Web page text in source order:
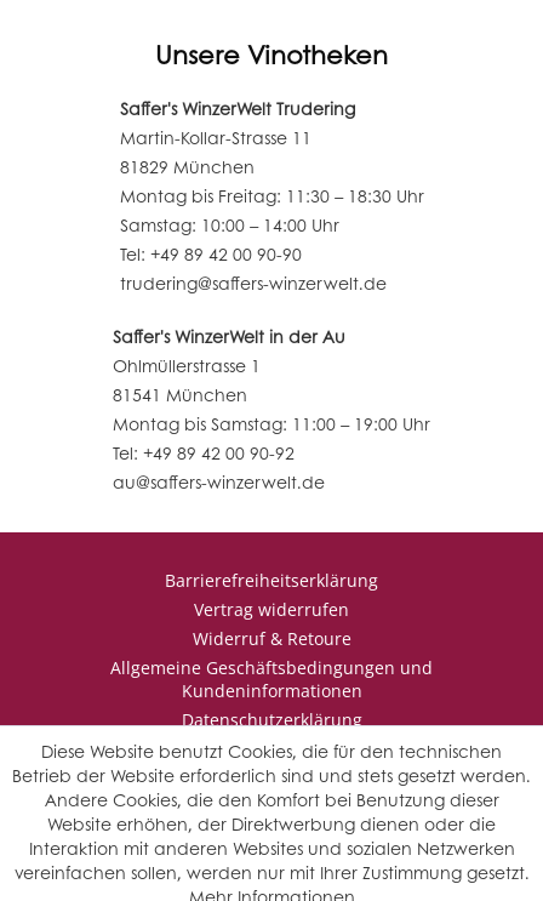
Unsere Vinotheken
Saffer's WinzerWelt Trudering
Martin-Kollar-Strasse 11
81829 München
Montag bis Freitag: 11:30 – 18:30 Uhr
Samstag: 10:00 – 14:00 Uhr
Tel: +49 89 42 00 90-90
trudering@saffers-winzerwelt.de
Saffer's WinzerWelt in der Au
Ohlmüllerstrasse 1
81541 München
Montag bis Samstag: 11:00 – 19:00 Uhr
Tel: +49 89 42 00 90-92
au@saffers-winzerwelt.de
Barrierefreiheitserklärung
Vertrag widerrufen
Widerruf & Retoure
Allgemeine Geschäftsbedingungen und
Kundeninformationen
Datenschutzerklärung
Impressum
* Wir behalten uns vor den Jahrgang auszuwählen, sollten mehrere
Jahrgänge verfügbar sein.
© Saffers WinzerWelt - alle Rechte vorbehalten
Diese Website benutzt Cookies, die für den technischen
Betrieb der Website erforderlich sind und stets gesetzt werden.
Andere Cookies, die den Komfort bei Benutzung dieser
Website erhöhen, der Direktwerbung dienen oder die
Interaktion mit anderen Websites und sozialen Netzwerken
vereinfachen sollen, werden nur mit Ihrer Zustimmung gesetzt.
Mehr Informationen